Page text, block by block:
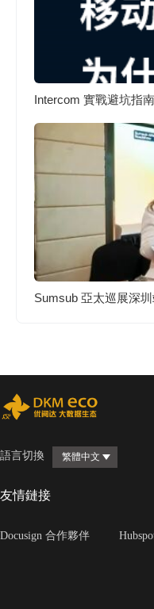
Intercom 實戰避坑指
Sumsub 亞太巡展深
語言切換 繁體中文
友情鏈接
Docusign 合作夥伴